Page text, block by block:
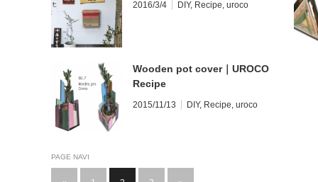
2016/3/4 DIY, Recipe, uroco
Wooden pot cover｜UROCO
Recipe
2015/11/13 DIY, Recipe, uroco
PAGE NAVI